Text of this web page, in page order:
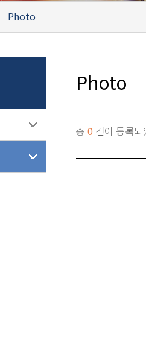
Photo
Photo
총 0 건이 등록